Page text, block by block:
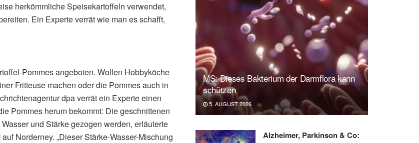
herkömmliche Speisekartoffeln verwendet,
Ein Experte verrät wie man es schafft,
Pommes angeboten. Wollen Hobbyköche
Fritteuse machen oder die Pommes auch in
dpa verrät ein Experte einen
Pommes herum bekommt: Die geschnittenen
und Stärke gezogen werden, erläuterte
Norderney. „Dieser Stärke-Wasser-Mischung
MS: Dieses Bakterium der Darmflora kann
schützen
5. AUGUST 2026
Alzheimer, Parkinson & Co: